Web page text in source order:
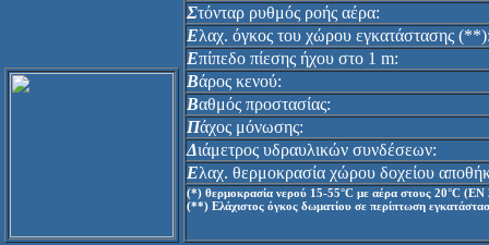
Στόνταρ ρυθμός ροής αέρα:
Ελαχ. όγκος του χώρου εγκατάστασης
Επίπεδο πίεσης ήχου στο 1 m:
Βάρος κενού:
Βαθμός προστασίας:
Πάχος μόνωσης:
Διάμετρος υδραυλικών συνδέσεων:
Ελαχ. θερμοκρασία χώρου δοχείου
(*) θερμοκρασία νερού 15-55°C με αέρα στους 20°C (ΕΝ
(**) Ελάχιστος όγκος δωματίου σε περίπτωση